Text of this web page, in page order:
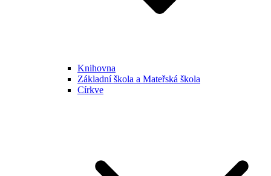
Knihovna
Základní škola a Mateřská škola
Církve